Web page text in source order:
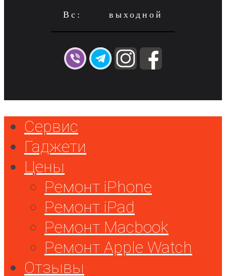
Вс: выходной
Сервис
Гаджети
Цены
Ремонт iPhone
Ремонт iPad
Ремонт Macbook
Ремонт Apple Watch
Отзывы